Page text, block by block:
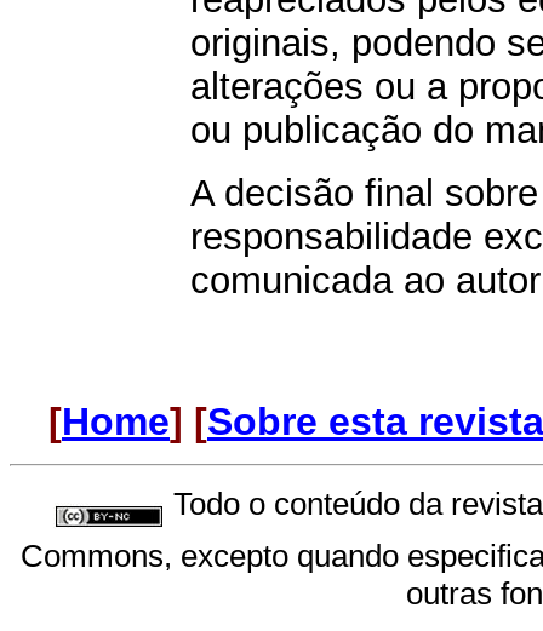
originais, podendo
alterações ou a
ou publicação do
A decisão final
responsabilidade
comunicada ao
[Home] [Sobre esta revista
Todo o conteúdo da
Commons, excepto quando
outras